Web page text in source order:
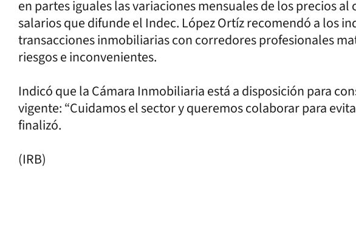
en partes iguales las variaciones mensuales de los precios
salarios que difunde el Indec. López Ortíz recomendó a los
transacciones inmobiliarias con corredores profesionales
riesgos e inconvenientes.
Indicó que la Cámara Inmobiliaria está a disposición para
vigente: “Cuidamos el sector y queremos colaborar para
finalizó.
(IRB)